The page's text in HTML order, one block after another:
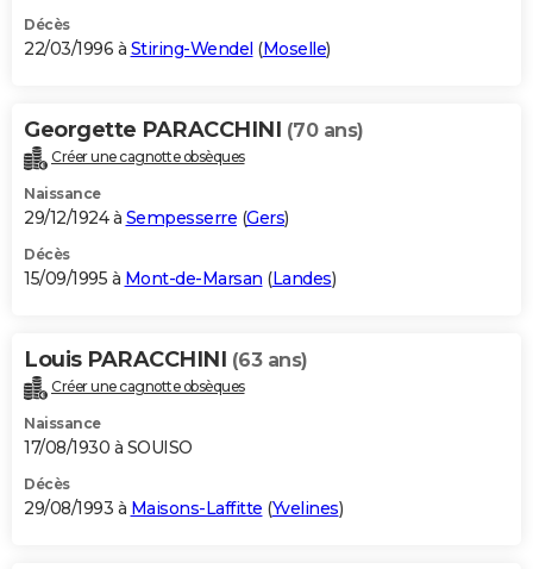
Décès
22/03/1996 à Stiring-Wendel (Moselle)
Georgette PARACCHINI (70 ans)
Créer une cagnotte obsèques
Naissance
29/12/1924 à Sempesserre (Gers)
Décès
15/09/1995 à Mont-de-Marsan (Landes)
Louis PARACCHINI (63 ans)
Créer une cagnotte obsèques
Naissance
17/08/1930 à SOUISO
Décès
29/08/1993 à Maisons-Laffitte (Yvelines)